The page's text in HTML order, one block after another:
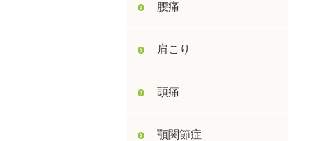
腰痛
肩こり
頭痛
顎関節症